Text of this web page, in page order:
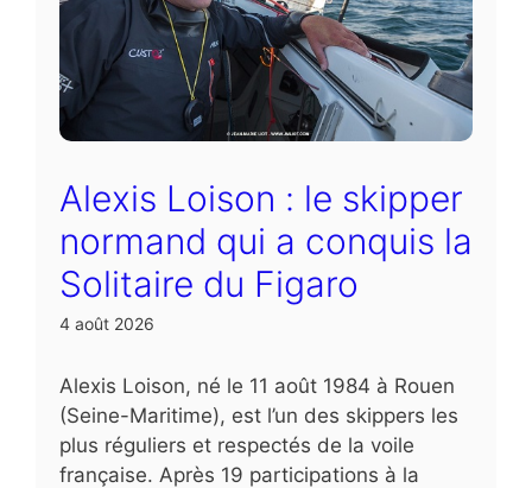
Alexis Loison : le skipper
normand qui a conquis la
Solitaire du Figaro
4 août 2026
Alexis Loison, né le 11 août 1984 à Rouen
(Seine-Maritime), est l’un des skippers les
plus réguliers et respectés de la voile
française. Après 19 participations à la